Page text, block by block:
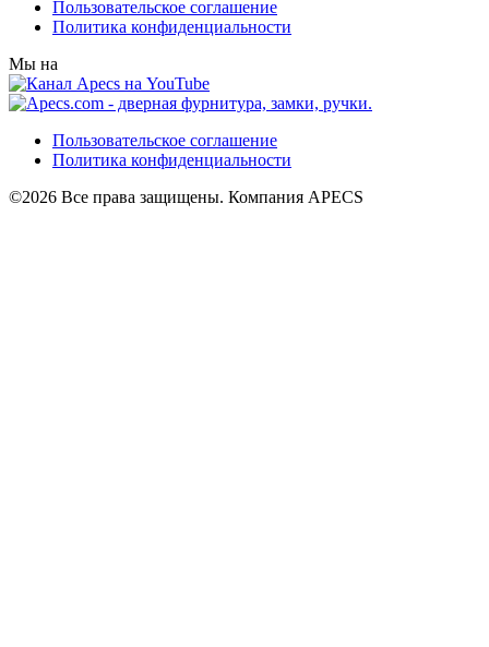
Пользовательское соглашение
Политика конфиденциальности
Мы на
Пользовательское соглашение
Политика конфиденциальности
©2026 Все права защищены. Компания APECS